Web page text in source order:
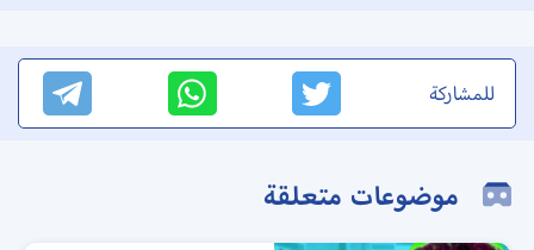
للمشاركة
موضوعات متعلقة